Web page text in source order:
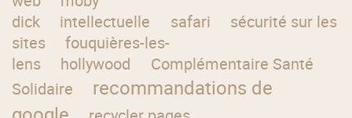
dick
intellectuelle safari
sécurité sur les
sites
fouquières-les-
lens
hollywood
Complémentaire Santé
Solidaire
recommandations de